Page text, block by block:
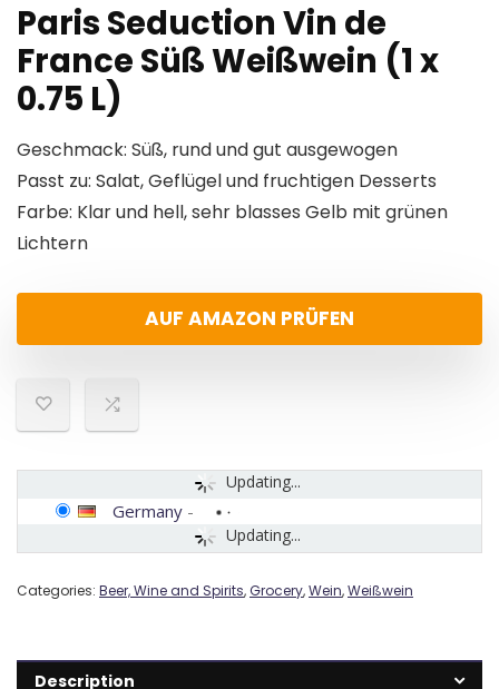
Paris Seduction Vin de
France Süß Weißwein (1 x
0.75 L)
Geschmack: Süß, rund und gut ausgewogen
Passt zu: Salat, Geflügel und fruchtigen Desserts
Farbe: Klar und hell, sehr blasses Gelb mit grünen
Lichtern
AUF AMAZON PRÜFEN
Updating...
Updating...
Germany -
Categories: Beer, Wine and Spirits,Grocery,Wein,Weißwein
Description